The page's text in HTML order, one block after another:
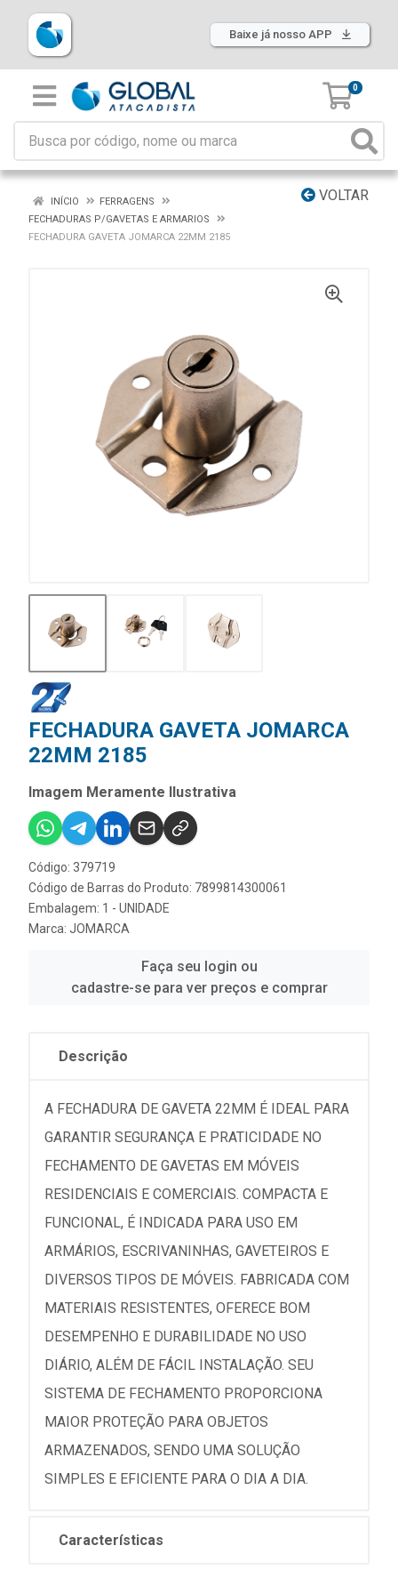
Baixe já nosso APP
0
VOLTAR
INÍCIO
FERRAGENS
FECHADURAS P/GAVETAS E ARMARIOS
FECHADURA GAVETA JOMARCA 22MM 2185
FECHADURA GAVETA JOMARCA
22MM 2185
Imagem Meramente Ilustrativa
Código: 379719
Código de Barras do Produto: 7899814300061
Embalagem: 1 - UNIDADE
Marca: JOMARCA
Faça seu login ou
cadastre-se para ver preços e comprar
Descrição
A FECHADURA DE GAVETA 22MM É IDEAL PARA
GARANTIR SEGURANÇA E PRATICIDADE NO
FECHAMENTO DE GAVETAS EM MÓVEIS
RESIDENCIAIS E COMERCIAIS. COMPACTA E
FUNCIONAL, É INDICADA PARA USO EM
ARMÁRIOS, ESCRIVANINHAS, GAVETEIROS E
DIVERSOS TIPOS DE MÓVEIS. FABRICADA COM
MATERIAIS RESISTENTES, OFERECE BOM
DESEMPENHO E DURABILIDADE NO USO
DIÁRIO, ALÉM DE FÁCIL INSTALAÇÃO. SEU
SISTEMA DE FECHAMENTO PROPORCIONA
MAIOR PROTEÇÃO PARA OBJETOS
ARMAZENADOS, SENDO UMA SOLUÇÃO
SIMPLES E EFICIENTE PARA O DIA A DIA.
Características